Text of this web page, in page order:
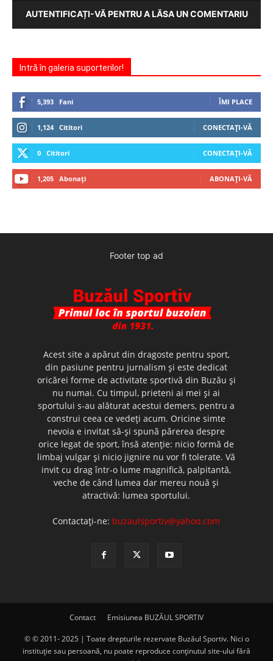
AUTENTIFICAȚI-VĂ PENTRU A LĂSA UN COMENTARIU
Intră în galeria suporterilor!
5,393 Fani ÎMI PLACE
1,124 Cititori CONECTAȚI-VĂ
0 Cititori CONECTAȚI-VĂ
1,205 Abonați ABONAȚI-VĂ
Footer top ad
Acest site a apărut din dragoste pentru sport,
din pasiune pentru jurnalism şi este dedicat
oricărei forme de activitate sportivă din Buzău şi
nu numai. Cu timpul, prieteni ai mei şi ai
sportului s-au alăturat acestui demers, pentru a
construi ceea ce vedeţi acum. Oricine simte
nevoia e invitat să-şi spună părerea despre
orice legat de sport, însă atenţie: nicio formă de
limbaj vulgar şi nicio jignire nu vor fi tolerate. Vă
invit cu drag într-o lume magnifică, palpitantă,
veche de când lumea dar mereu nouă şi
atractivă: lumea sportului.
Contactați-ne: buzaulsportiv@yahoo.com
Contact Emisiunea BUZĂUL SPORTIV
© © 2011- 2025 | Toate drepturile rezervate Buzăul Sportiv. Nici o
instituţie sau persoană, nu poate reproduce conţinutul site-ului fără